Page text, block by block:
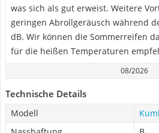
was sich als gut erweist. Weitere
geringen Abrollgeräusch während
dB. Wir können die Sommerreifen
für die heißen Temperaturen
08/2026
Technische Details
Modell